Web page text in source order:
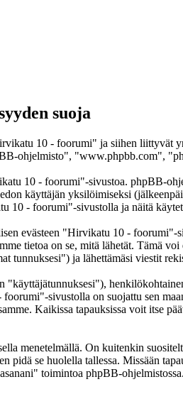
suoja
10 - foorumi" ja siihen
ohjelmisto", "www.phpbb.com",
10 - foorumi"-sivustoa. phpBB-
käyttäjän yksilöimiseksi
10 - foorumi"-sivustolla ja näitä
evästeen "Hirvikatu 10 -
tietoa on se, mitä lähetät. Tämä
ja lähettämäsi viestit
sivustolla on suojattu sen
Kaikissa tapauksissa voit itse
menetelmällä. On kuitenkin
se huolella tallessa. Missään
toimintoa phpBB-